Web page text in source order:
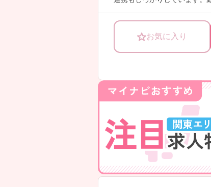
■ 働き方を選べる柔軟な職場
・非常勤含めた柔軟なシフ
→ 自分らしい働き方を大切に
■ 子育て世代も安心のサポー
育児と仕事を両立しやすい環
・院内保育は「24時間・365
・満3ヶ月から利用可能で早期
・子育て経験のあるスタッフ
お気に入り